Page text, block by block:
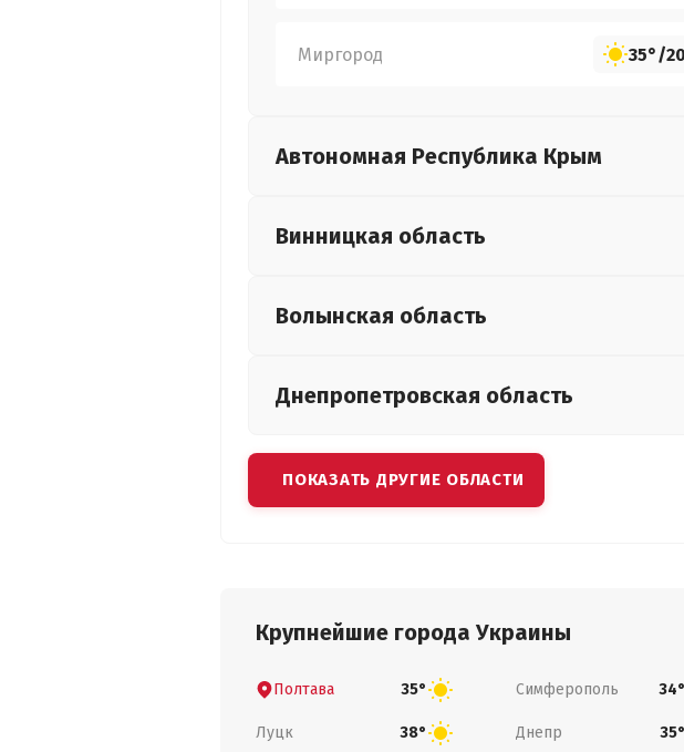
Миргород 35°/
Автономная Республика Крым
Винницкая область
Волынская область
Днепропетровская область
ПОКАЗАТЬ ДРУГИЕ ОБЛАСТИ
Крупнейшие города Украины
Полтава 35° Симферополь 34°
Луцк 38° Днепр 35°